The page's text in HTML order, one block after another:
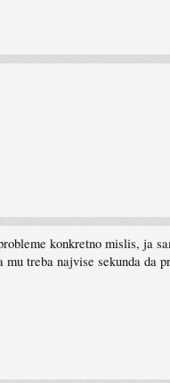
konkretno mislis, ja
mu treba najvise sekunda